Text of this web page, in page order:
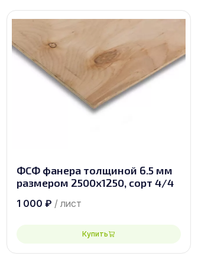
ФСФ фанера толщиной 6.5 мм
размером 2500х1250, сорт 4/4
1 000 ₽ / лист
Купить